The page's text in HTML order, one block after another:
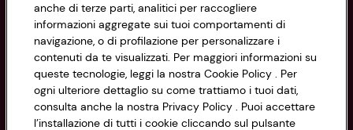
Cookie Policy
Impostazioni Cookie
Accessibilità
CONAD SOCIETÀ COOPERATIVA
Via Michelino, 59 | 40127 BOLOGNA
Codice Fiscale e Registro Imprese
di Bologna 00865960157
PARTITA IVA 03320960374
anche di terze parti, analitici per raccogliere
informazioni aggregate sui tuoi comportamenti di
navigazione, o di profilazione per personalizzare i
contenuti da te visualizzati. Per maggiori informazioni su
queste tecnologie, leggi la nostra Cookie Policy . Per
ogni ulteriore dettaglio su come trattiamo i tuoi dati,
consulta anche la nostra Privacy Policy . Puoi accettare
l’installazione di tutti i cookie cliccando sul pulsante